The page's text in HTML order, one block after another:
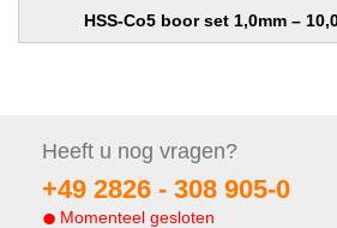
HSS-Co5 boor set 1,0mm –
Heeft u nog vragen?
+49 2826 - 308 905-0
Momenteel gesloten